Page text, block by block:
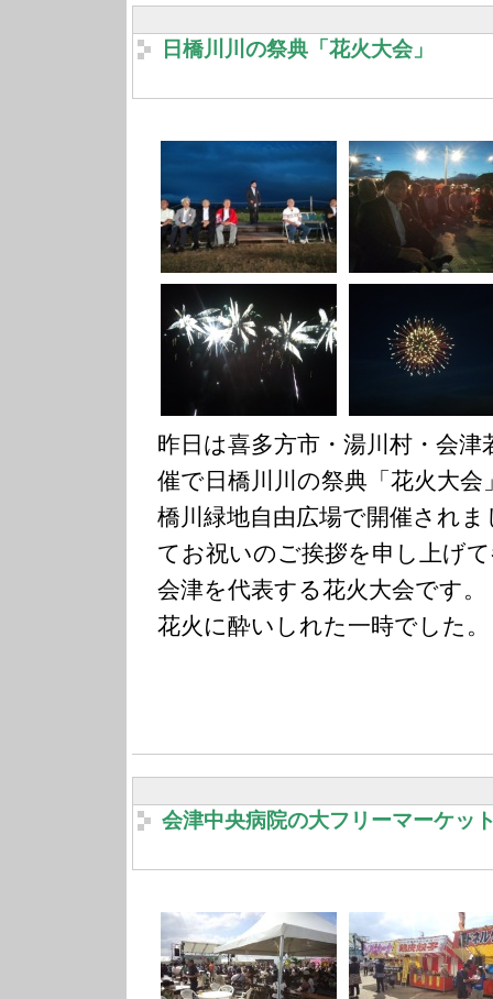
日橋川川の祭典「花火大会」
昨日は喜多方市・湯川村・会
催で日橋川川の祭典「花火大会
橋川緑地自由広場で開催され
てお祝いのご挨拶を申し上げ
会津を代表する花火大会です。
花火に酔いしれた一時でした。
会津中央病院の大フリーマーケッ